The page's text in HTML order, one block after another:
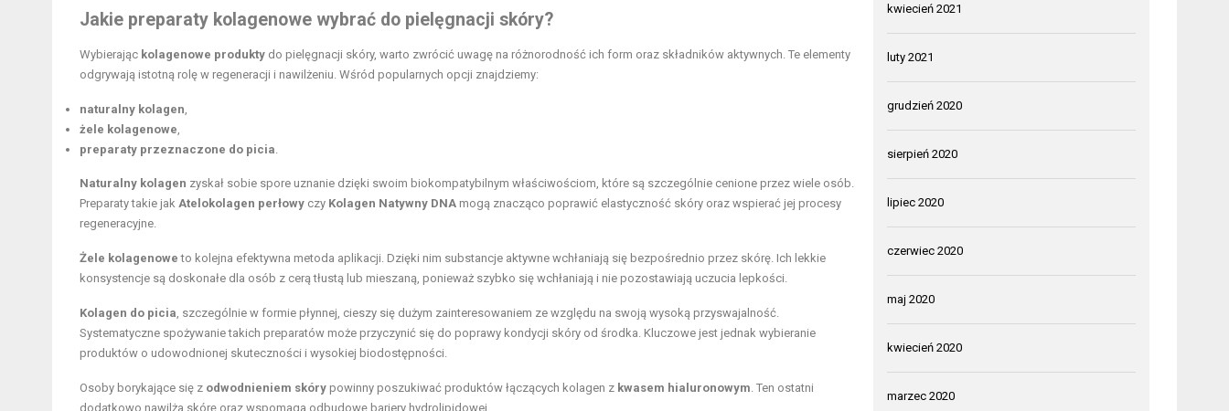
Jakie preparaty kolagenowe wybrać do pielęgnacji skóry?
Wybierając kolagenowe produkty do pielęgnacji skóry, warto zwrócić uwagę na różnorodność ich form oraz składników aktywnych. Te elementy
odgrywają istotną rolę w regeneracji i nawilżeniu. Wśród popularnych opcji znajdziemy:
naturalny kolagen
żele kolagenowe
preparaty przeznaczone do picia
Naturalny kolagen zyskał sobie spore uznanie dzięki swoim biokompatybilnym właściwościom, które są szczególnie cenione przez wiele osób.
Preparaty takie jak Atelokolagen perłowy czy Kolagen Natywny DNA mogą znacząco poprawić elastyczność skóry oraz wspierać jej procesy
regeneracyjne.
Żele kolagenowe to kolejna efektywna metoda aplikacji. Dzięki nim substancje aktywne wchłaniają się bezpośrednio przez skórę. Ich lekkie
konsystencje są doskonałe dla osób z cerą tłustą lub mieszaną, ponieważ szybko się wchłaniają i nie pozostawiają uczucia lepkości.
Kolagen do picia , szczególnie w formie płynnej, cieszy się dużym zainteresowaniem ze względu na swoją wysoką przyswajalność.
Systematyczne spożywanie takich preparatów może przyczynić się do poprawy kondycji skóry od środka . Kluczowe jest jednak wybieranie
produktów o udowodnionej skuteczności i wysokiej biodostępności.
Osoby borykające się z odwodnieniem skóry powinny poszukiwać produktów łączących kolagen z kwasem hialuronowym . Ten ostatni
dodatkowo nawilża skórę oraz wspomaga odbudowę bariery hydrolipidowej.
kwiecień 2021
luty 2021
grudzień 2020
sierpień 2020
lipiec 2020
czerwiec 2020
maj 2020
kwiecień 2020
marzec 2020